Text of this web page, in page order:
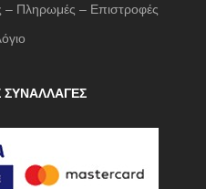
– Πληρωμές – Επιστροφές
ΣΥΝΑΛΛΑΓΕΣ